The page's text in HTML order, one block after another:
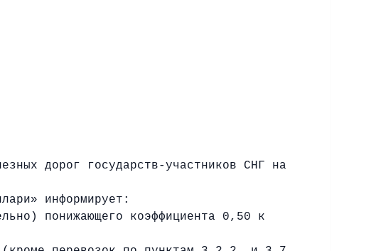
дорог государств-участников СНГ на
информирует:
понижающего коэффициента 0,50 к